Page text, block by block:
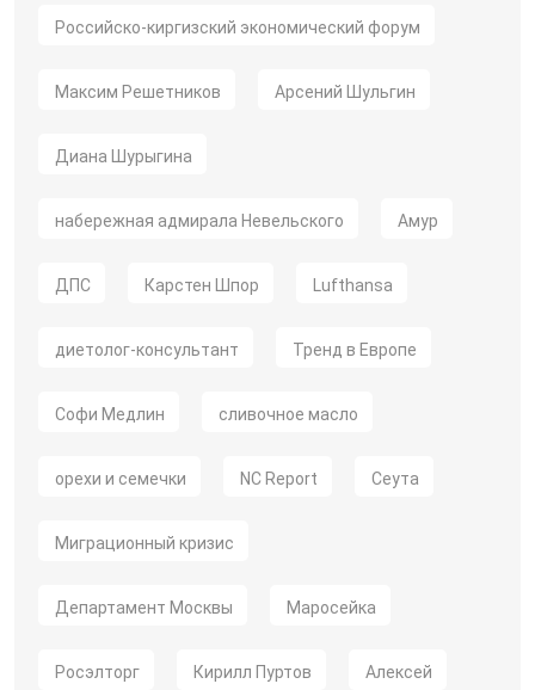
Российско-киргизский экономический форум
Максим Решетников Арсений Шульгин
Диана Шурыгина
набережная адмирала Невельского Амур
ДПС Карстен Шпор Lufthansa
диетолог-консультант Тренд в Европе
Софи Медлин сливочное масло
орехи и семечки NC Report Сеута
Миграционный кризис
Департамент Москвы Маросейка
Росэлторг Кирилл Пуртов Алексей